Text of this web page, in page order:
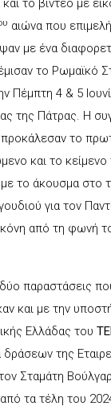
και το βίντεο με
αιώνα που
με ένα
το Ρωμαϊκό
Πέμπτη 4 & 5
της Πάτρας. Η
το
και το
το άκουσμα στο
για τον
από τη φωνή
παραστάσεις
και με την
Ελλάδας του
της
Σταμάτη
τα τέλη του